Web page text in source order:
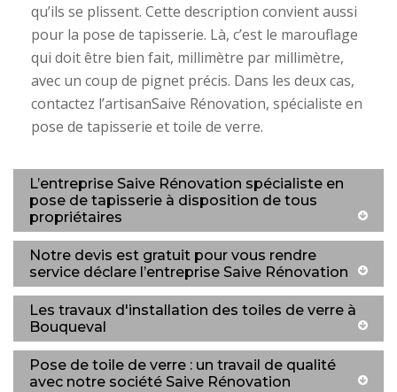
qu’ils se plissent. Cette description convient aussi
pour la pose de tapisserie. Là, c’est le marouflage
qui doit être bien fait, millimètre par millimètre,
avec un coup de pignet précis. Dans les deux cas,
contactez l’artisanSaive Rénovation, spécialiste en
pose de tapisserie et toile de verre.
L’entreprise Saive Rénovation spécialiste en
pose de tapisserie à disposition de tous
propriétaires
Notre devis est gratuit pour vous rendre
service déclare l’entreprise Saive Rénovation
Les travaux d'installation des toiles de verre à
Bouqueval
Pose de toile de verre : un travail de qualité
avec notre société Saive Rénovation